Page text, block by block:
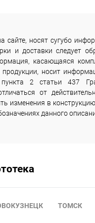
сайте, носят сугубо
и доставки следует
касающаяся
носит
2 статьи 437
от
изменения в
данного
ТОМСК